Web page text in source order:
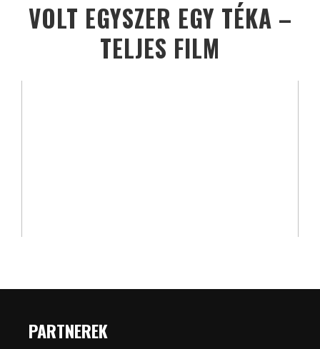
VOLT EGYSZER EGY TÉKA –
TELJES FILM
PARTNEREK